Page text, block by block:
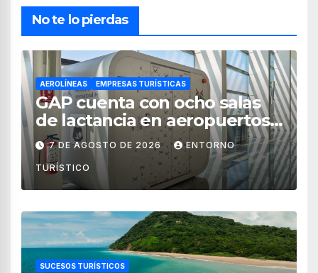
No te lo pierdas
AEROLÍNEAS EMPRESAS TURÍSTICAS
GAP cuenta con ocho salas
de lactancia en aeropuertos
de México
7 DE AGOSTO DE 2026 ENTORNO
TURÍSTICO
SUCESOS TURÍSTICOS